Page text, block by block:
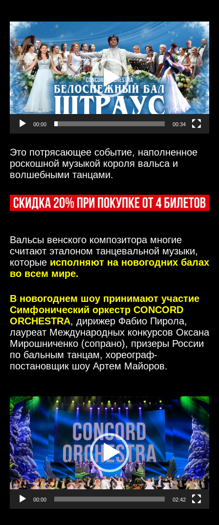
Видеоплеер
00:00 00:34
Это потрясающее событие, наполненное
роскошной музыкой короля вальса и
волшебными танцами.
Вальсы венского композитора многие
считают эталоном танцевальной музыки,
которые исполняют на новогодних балах
во всем мире.
В новогоднем шоу принимают участие
Симфонический оркестр CONCORD
ORCHESTRA, дирижер Фабио Пирола,
лауреат Международных конкурсов Оксана
Мирошниченко (сопрано), призеры России
по бальным танцам, хореограф-
постановщик шоу Артем Майоров.
Видеоплеер
00:00 02:42